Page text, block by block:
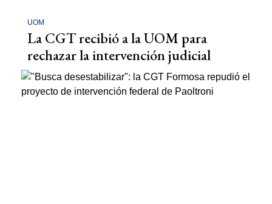
UOM
La CGT recibió a la UOM para
rechazar la intervención judicial